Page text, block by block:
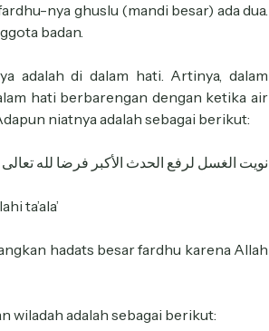
nya ghuslu (mandi besar) ada dua.
badan.
adalah di dalam hati. Artinya, dalam
hati berbarengan dengan ketika air
niatnya adalah sebagai berikut:
نويت الغسل لرفع الحدث الأكبر فرضا لله تعالى
ta’ala’
hadats besar fardhu karena Allah
wiladah adalah sebagai berikut: